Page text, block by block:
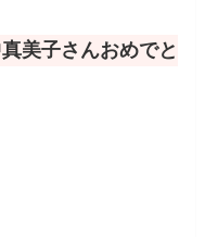
美子さんおめでと